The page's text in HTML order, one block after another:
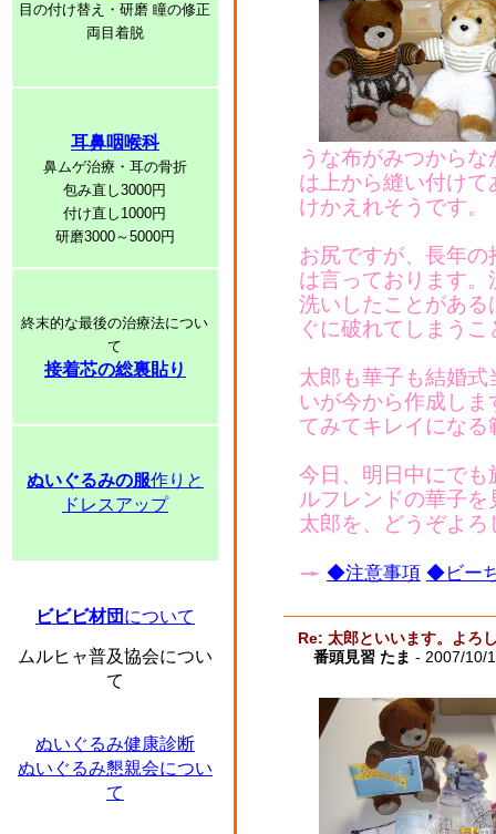
目の付け替え・研磨 瞳の修正
両目着脱
耳鼻咽喉科
鼻ムゲ治療・耳の骨折
包み直し3000円
付け直し1000円
研磨3000～5000円
終末的な最後の治療法につい
て
接着芯の総裏貼り
ぬいぐるみの服作りと
ドレスアップ
ビビビ材団 について
ムルヒャ普及協会につい
て
ぬいぐるみ健康診断
ぬいぐるみ懇親会につい
て
うな布がみつから
は上から縫い付け
けかえれそうです。
お尻ですが、長年
は言っております
洗いしたことがあ
ぐに破れてしまう
太郎も華子も結婚
いが今から作成し
てみてキレイにな
今日、明日中にで
ルフレンドの華子
太郎を、どうぞよ
◆注意事項 ◆ビー
Re: 太郎といいます。よろ
番頭見習 たま - 2007/10/